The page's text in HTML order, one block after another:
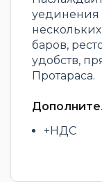
уединения
баров,
удобств,
Протараса.
+НДС